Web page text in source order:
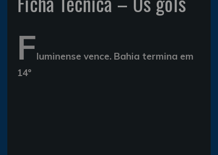
Fluminense vence. Bahia termina em
14º